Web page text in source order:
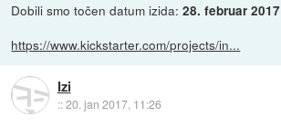
Dobili smo točen datum izida:28. februar 2017
https://www.kickstarter.com/projects/in...
Izi
::20. jan 2017, 11:26